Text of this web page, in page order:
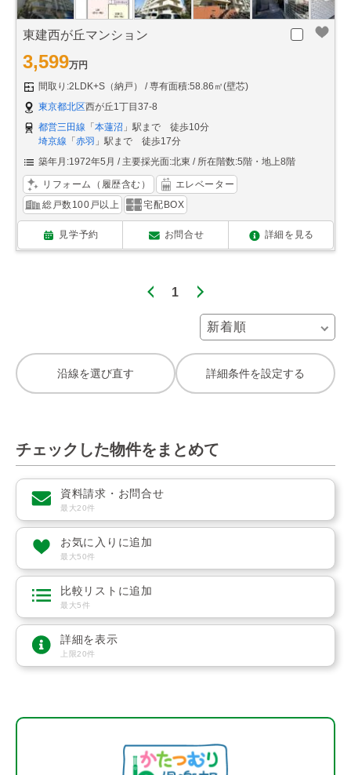
東建西が丘マンション
3,599万円
間取り:2LDK+S（納戸）
専有面積:58.86㎡(壁芯)
東京都北区西が丘1丁目37-8
都営三田線 「 本蓮沼 」駅まで 徒歩10分
埼京線 「 赤羽 」駅まで 徒歩17分
築年月:1972年5月
主要採光面:北東 所在階数:5階・地上8階
リフォーム（履歴含む）
エレベーター
総戸数100戸以上
宅配BOX
見学予約 お問合せ 詳細を見る
1
沿線を選び直す 詳細条件を設定する
チェックした物件をまとめて
資料請求・お問合せ
最大20件
お気に入りに追加
最大50件
比較リストに追加
最大5件
詳細を表示
上限20件